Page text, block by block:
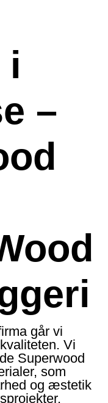
i
–
går vi
Vi
Superwood
som
og æstetik